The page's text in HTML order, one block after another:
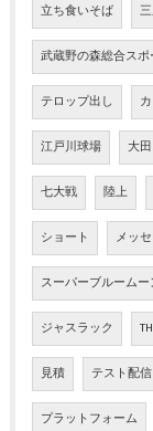
立ち食いそば
武蔵野の森総合ス
テロップ出し
江戸川球場 大
七大戦 陸上
ショート メッ
スーパーブルームー
ジャスラック
見積 テスト配信
プラットフォーム